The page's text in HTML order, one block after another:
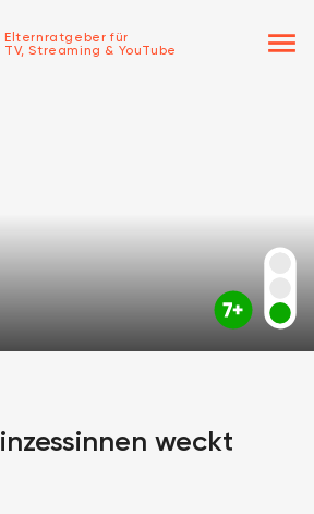
Elternratgeber für
TV, Streaming & YouTube
menu
weckt